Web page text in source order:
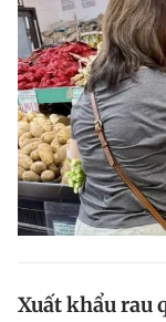
Xuất khẩu rau